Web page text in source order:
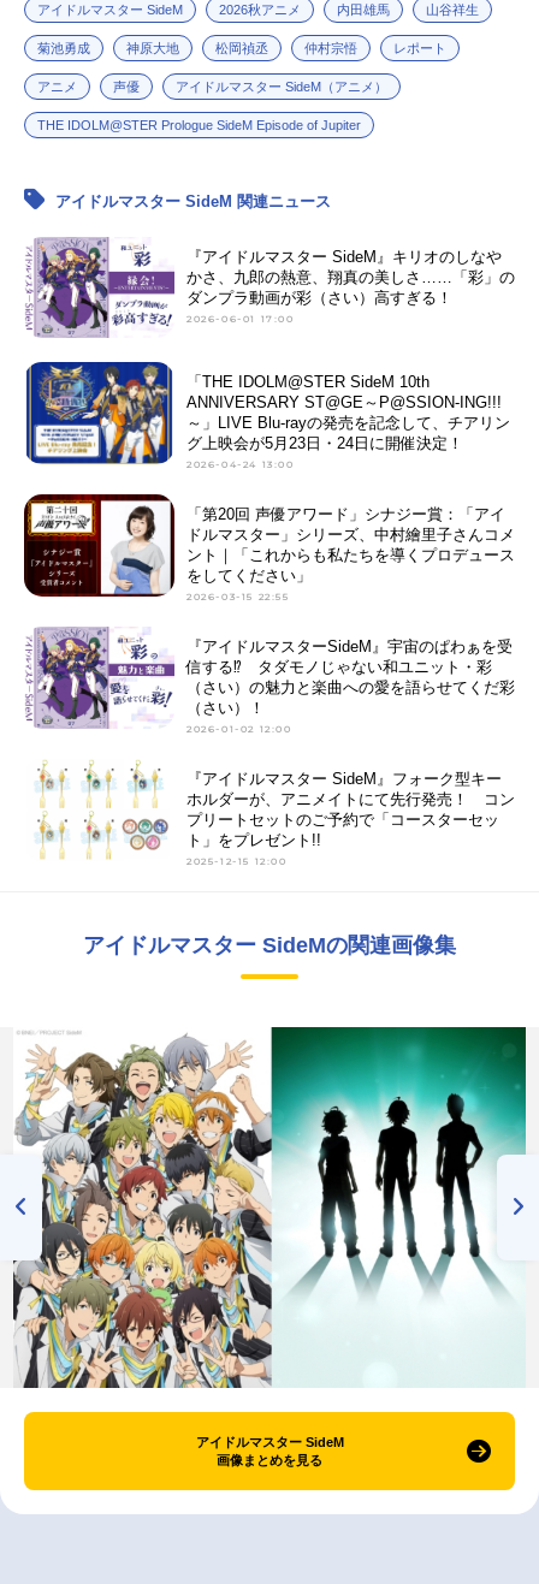
アイドルマスター SideM 2026秋アニメ 内田雄馬 山谷祥生
菊池勇成 神原大地 松岡禎丞 仲村宗悟 レポート
アニメ 声優 アイドルマスター SideM（アニメ）
THE IDOLM@STER Prologue SideM Episode of Jupiter
アイドルマスター SideM 関連ニュース
『アイドルマスター SideM』キリオのしなや
かさ、九郎の熱意、翔真の美しさ……「彩」の
ダンプラ動画が彩（さい）高すぎる！
2026-06-01 17:00
「THE IDOLM@STER SideM 10th
ANNIVERSARY ST@GE～P@SSION-ING!!!
～」LIVE Blu-rayの発売を記念して、チアリン
グ上映会が5月23日・24日に開催決定！
2026-04-24 13:00
「第20回 声優アワード」シナジー賞：「アイ
ドルマスター」シリーズ、中村繪里子さんコメ
ント｜「これからも私たちを導くプロデュース
をしてください」
2026-03-15 22:55
『アイドルマスターSideM』宇宙のぱわぁを受
信する⁉ タダモノじゃない和ユニット・彩
（さい）の魅力と楽曲への愛を語らせてくだ彩
（さい）！
2026-01-02 12:00
『アイドルマスター SideM』フォーク型キー
ホルダーが、アニメイトにて先行発売！ コン
プリートセットのご予約で「コースターセッ
ト」をプレゼント!!
2025-12-15 12:00
アイドルマスター SideMの関連画像集
アイドルマスター SideM
画像まとめを見る